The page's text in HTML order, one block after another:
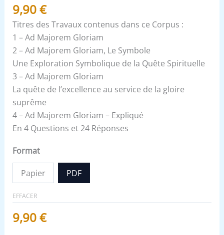
9,90€
Titres des Travaux contenus dans ce Corpus :
1 – Ad Majorem Gloriam
2 – Ad Majorem Gloriam, Le Symbole
Une Exploration Symbolique de la Quête Spirituelle
3 – Ad Majorem Gloriam
La quête de l’excellence au service de la gloire
suprême
4 – Ad Majorem Gloriam – Expliqué
En 4 Questions et 24 Réponses
Format
Papier PDF
EFFACER
9,90€